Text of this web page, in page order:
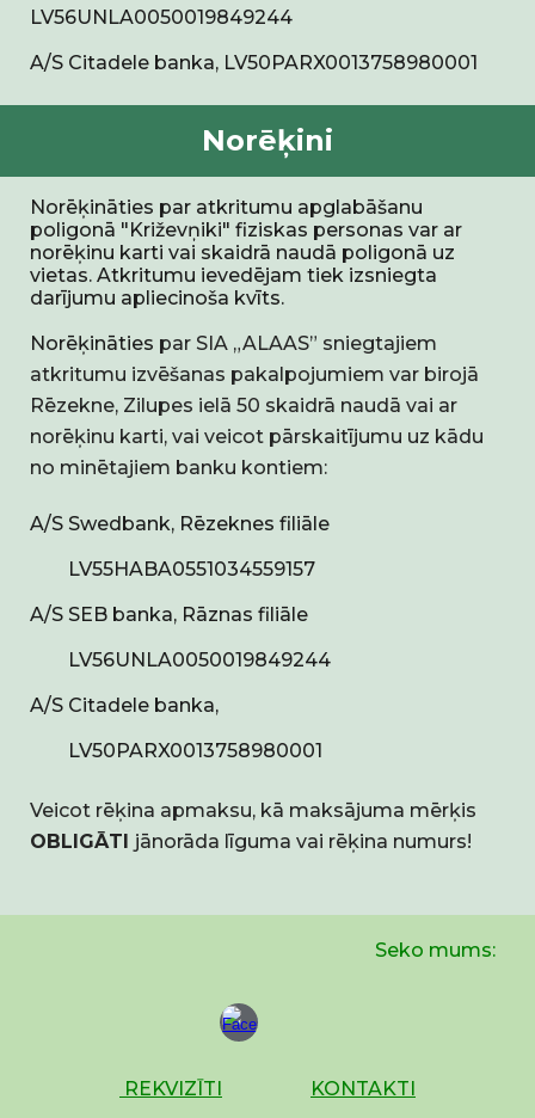
LV56UNLA0050019849244
A/S Citadele banka, LV50PARX0013758980001
Norēķini
Norēķināties par atkritumu apglabāšanu
poligonā "Križevņiki" fiziskas personas var ar
norēķinu karti vai skaidrā naudā poligonā uz
vietas. Atkritumu ievedējam tiek izsniegta
darījumu apliecinoša kvīts.
Norēķināties par SIA „ALAAS” sniegtajiem
atkritumu izvēšanas pakalpojumiem var birojā
Rēzekne, Zilupes ielā 50 skaidrā naudā vai ar
norēķinu karti, vai veicot pārskaitījumu uz kādu
no minētajiem banku kontiem:
A/S Swedbank, Rēzeknes filiāle
LV55HABA0551034559157
A/S SEB banka, Rāznas filiāle
LV56UNLA0050019849244
A/S Citadele banka,
LV50PARX0013758980001
Veicot rēķina apmaksu, kā maksājuma mērķis
OBLIGĀTI jānorāda līguma vai rēķina numurs!
Seko mums:
REKVIZĪTI KONTAKTI